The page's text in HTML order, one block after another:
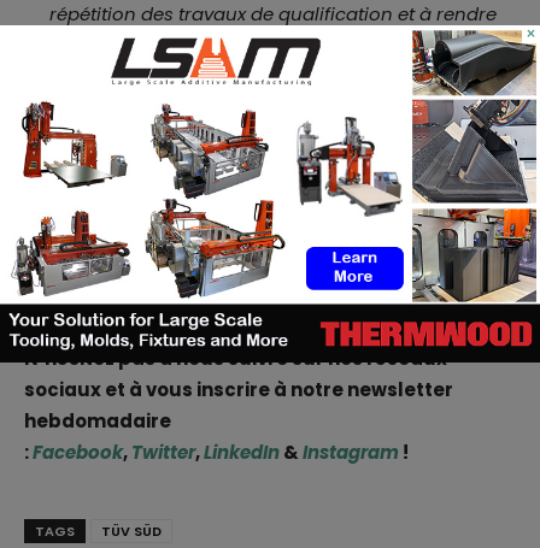
répétition des travaux de qualification et à rendre
les coûts de fabrication et de livraison plus
prévisibles. »
De plus amples informations sur la prochaine révision
devraient être publiées au premier trimestre 2022.
N’oubliez pas que vous pouvez
gratuitement
les offres d’emploi de l’industrie de
la FA sur 3D ADEPT Media ou
rechercher un
emploivia notre tableau d’offres d’emploi.
N’hésitez pas à nous suivre sur nos réseaux
sociaux et à vous inscrire à notre newsletter
hebdomadaire
:Facebook,Twitter,LinkedIn&Instagram !
TAGS TÜV SÜD
×